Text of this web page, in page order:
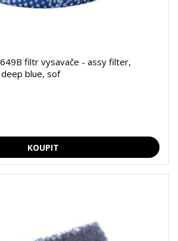
filtr vysavače - assy filter,
blue, sof